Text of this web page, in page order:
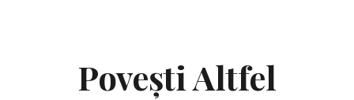
Povești Altfel